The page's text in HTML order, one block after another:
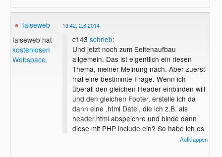
falseweb
falseweb hat
kostenlosen
Webspace.
13:42, 2.6.2014
c143 schrieb:
Und jetzt noch zum Seitenaufbau
allgemein. Das ist eigentlich ein riesen
Thema, meiner Meinung nach. Aber zuerst
mal eine bestimmte Frage. Wenn ich
überall den gleichen Header einbinden will
und den gleichen Footer, erstelle ich da
dann eine .html Datei, die ich z.B. als
header.html abspeichre und binde dann
diese mit PHP include ein? So habe ich es
Aufklappen